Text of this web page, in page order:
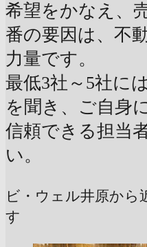
希望をかなえ、
番の要因は、不
力量です。
最低3社～5社に
を聞き、ご自身
信頼できる担当
い。
ビ・ウェル井原から
す